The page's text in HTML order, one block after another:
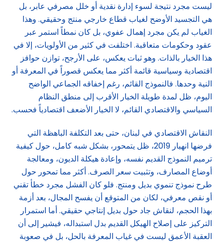
ليست مجرد نتيجة لسوء إدارة نقدية أو خلل مصرفي عابر، بل
هي التجسيد الأوضح لغياب قطاع خارجي منتج وحقيقي. وهذا
الغياب لم يكن مجرد إهمال عفوي، بل كان نمطاً استمر عبر
عقود وحكومات متعاقبة. اختلفت في كثير من الأولويات، إلا في
هذا الخيار بالذات. وهو ثبات يعكس، على الأرجح، توازن حوافز
اقتصادية وسياسية قائمة أكثر مما يعكس قصوراً في المعرفة أو
النية وحدها. فالنموذج القائم، رغم إخفاقه الجماعي الواضح
اليوم، ظل لمدة طويلة الخيار الأقرب إلى منطق النظام
السياسي والاقتصادي القائم، لا الخيار الأضعف اقتصادياً فحسب.
النقاش الاقتصادي في لبنان، حتى بعد التكلفة الباهظة التي
فرضها انهيار 2019، ظل يتمحور، بشكل شبه كامل، حول كيفية
ترميم النموذج القديم نفسه، وإعادة هيكلة الديون، ومعالجة
أوضاع المصارف، وتثبيت سعر الصرف. أكثر مما تمحور حول
طرح نموذج تنموي بديل ومنتج. فلو كان الفشل مجرد خطأ تقني
أو نقص معرفي، لكان من المتوقع أن يفسح المجال، بعد أزمة
بهذا الحجم، لنقاش جاد حول بديل إنتاجي حقيقي. أما استمرار
التركيز على إصلاح الهيكل القديم بدل استبداله، فيشير إلى أن
العقبة الأعمق ليست في غياب المعرفة بالحل، بل في صعوبة